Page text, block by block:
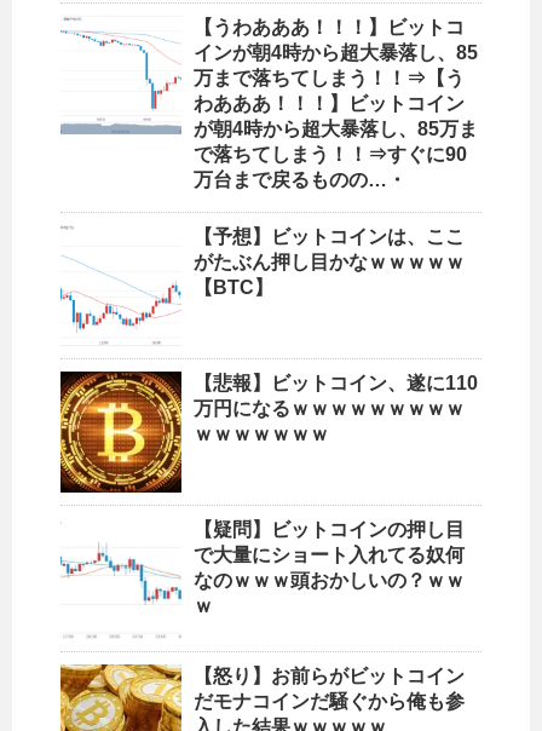
【うわあああ！！！】ビットコ
インが朝4時から超大暴落し、85
万まで落ちてしまう！！⇒【う
わあああ！！！】ビットコイン
が朝4時から超大暴落し、85万ま
で落ちてしまう！！⇒すぐに90
万台まで戻るものの…・
【予想】ビットコインは、ここ
がたぶん押し目かなｗｗｗｗｗ
【BTC】
【悲報】ビットコイン、遂に110
万円になるｗｗｗｗｗｗｗｗｗ
ｗｗｗｗｗｗｗ
【疑問】ビットコインの押し目
で大量にショート入れてる奴何
なのｗｗｗ頭おかしいの？ｗｗ
ｗ
【怒り】お前らがビットコイン
だモナコインだ騒ぐから俺も参